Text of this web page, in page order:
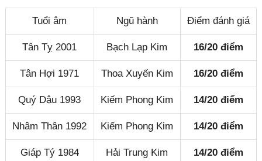
Tuổi âm Ngũ hành Điểm đánh giá
Tân Tỵ 2001 Bạch Lạp Kim 16/20 điểm
Tân Hợi 1971 Thoa Xuyến Kim 16/20 điểm
Quý Dậu 1993 Kiếm Phong Kim 14/20 điểm
Nhâm Thân 1992 Kiếm Phong Kim 14/20 điểm
Giáp Tý 1984 Hải Trung Kim 14/20 điểm